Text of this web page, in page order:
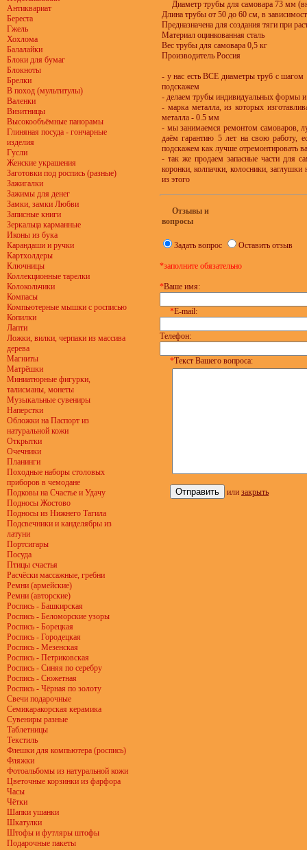
Антиквариат
Береста
Гжель
Хохлома
Балалайки
Блоки для бумаг
Блокноты
Брелки
В поход (мультитулы)
Валенки
Визитницы
Высокообъёмные панорамы
Глиняная посуда - гончарные
изделия
Гусли
Женские украшения
Заготовки под роспись (разные)
Зажигалки
Зажимы для денег
Замки, замки Любви
Записные книги
Зеркальца карманные
Иконы из бука
Карандаши и ручки
Картхолдеры
Ключницы
Коллекционные тарелки
Колокольчики
Компасы
Компьютерные мышки с росписью
Копилки
Лапти
Ложки, вилки, черпаки из массива
дерева
Магниты
Матрёшки
Миниатюрные фигурки,
талисманы, монеты
Музыкальные сувениры
Наперстки
Обложки на Паспорт из
натуральной кожи
Открытки
Очечники
Планинги
Походные наборы столовых
приборов в чемодане
Подковы на Счастье и Удачу
Подносы Жостово
Подносы из Нижнего Тагила
Подсвечники и канделябры из
латуни
Портсигары
Посуда
Птицы счастья
Расчёски массажные, гребни
Ремни (армейские)
Ремни (авторские)
Роспись - Башкирская
Роспись - Беломорские узоры
Роспись - Борецкая
Роспись - Городецкая
Роспись - Мезенская
Роспись - Петриковская
Роспись - Синяя по серебру
Роспись - Сюжетная
Роспись - Чёрная по золоту
Свечи подарочные
Семикаракорская керамика
Сувениры разные
Таблетницы
Текстиль
Флешки для компьютера (роспись)
Фляжки
Фотоальбомы из натуральной кожи
Цветочные корзинки из фарфора
Часы
Чётки
Шапки ушанки
Шкатулки
Штофы и футляры штофы
Подарочные пакеты
Диаметр трубы для самовара 73 мм
Длина трубы от 50 до 60 см, в
Предназначена для создания тяги при
Материал оцинкованная сталь
Вес трубы для самовара 0,5 кг
Производитель Россия
- у нас есть ВСЕ диаметры труб с
подскажем
- делаем трубы индивидуальных формы и
- марка металла, из которых
металла - 0.5 мм
- мы занимаемся ремонтом самоваров,
даём гарантию 5 лет на свою работу,
подскажем как лучше отремонтировать
- так же продаем запасные части для
коронки, колпачки, колосники, заглушки
из этого
Отзывы и
вопросы
Задать вопрос Оставить отзыв
*заполните обязательно
*Ваше имя:
*E-mail:
Телефон:
*Текст Вашего вопроса:
или закрыть